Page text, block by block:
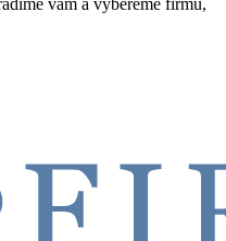
vám a vybereme firmu,